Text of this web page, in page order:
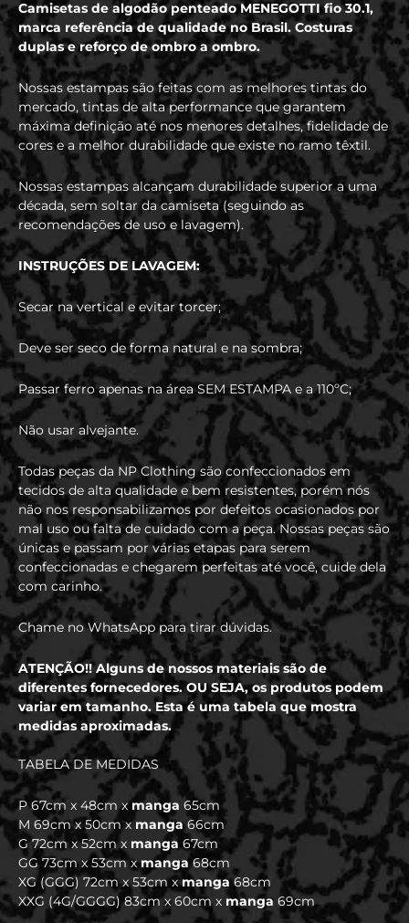
Camisetas de algodão penteado MENEGOTTI fio 30.1,
marca referência de qualidade no Brasil. Costuras
duplas e reforço de ombro a ombro.
Nossas estampas são feitas com as melhores tintas do
mercado, tintas de alta performance que garantem
máxima definição até nos menores detalhes, fidelidade de
cores e a melhor durabilidade que existe no ramo têxtil.
Nossas estampas alcançam durabilidade superior a uma
década, sem soltar da camiseta (seguindo as
recomendações de uso e lavagem).
INSTRUÇÕES DE LAVAGEM:
Secar na vertical e evitar torcer;
Deve ser seco de forma natural e na sombra;
Passar ferro apenas na área SEM ESTAMPA e a 110ºC;
Não usar alvejante.
Todas peças da NP Clothing são confeccionados em
tecidos de alta qualidade e bem resistentes, porém nós
não nos responsabilizamos por defeitos ocasionados por
mal uso ou falta de cuidado com a peça. Nossas peças são
únicas e passam por várias etapas para serem
confeccionadas e chegarem perfeitas até você, cuide dela
com carinho.
Chame no WhatsApp para tirar dúvidas.
ATENÇÃO!! Alguns de nossos materiais são de
diferentes fornecedores. OU SEJA, os produtos podem
variar em tamanho. Esta é uma tabela que mostra
medidas aproximadas.
TABELA DE MEDIDAS
P 67cm x 48cm xmanga 65cm
M 69cm x 50cm xmanga 66cm
G 72cm x 52cm x manga 67cm
GG 73cm x 53cm xmanga 68cm
XG (GGG) 72cm x 53cm xmanga68cm
XXG (4G/GGGG) 83cm x 60cm x manga 69cm